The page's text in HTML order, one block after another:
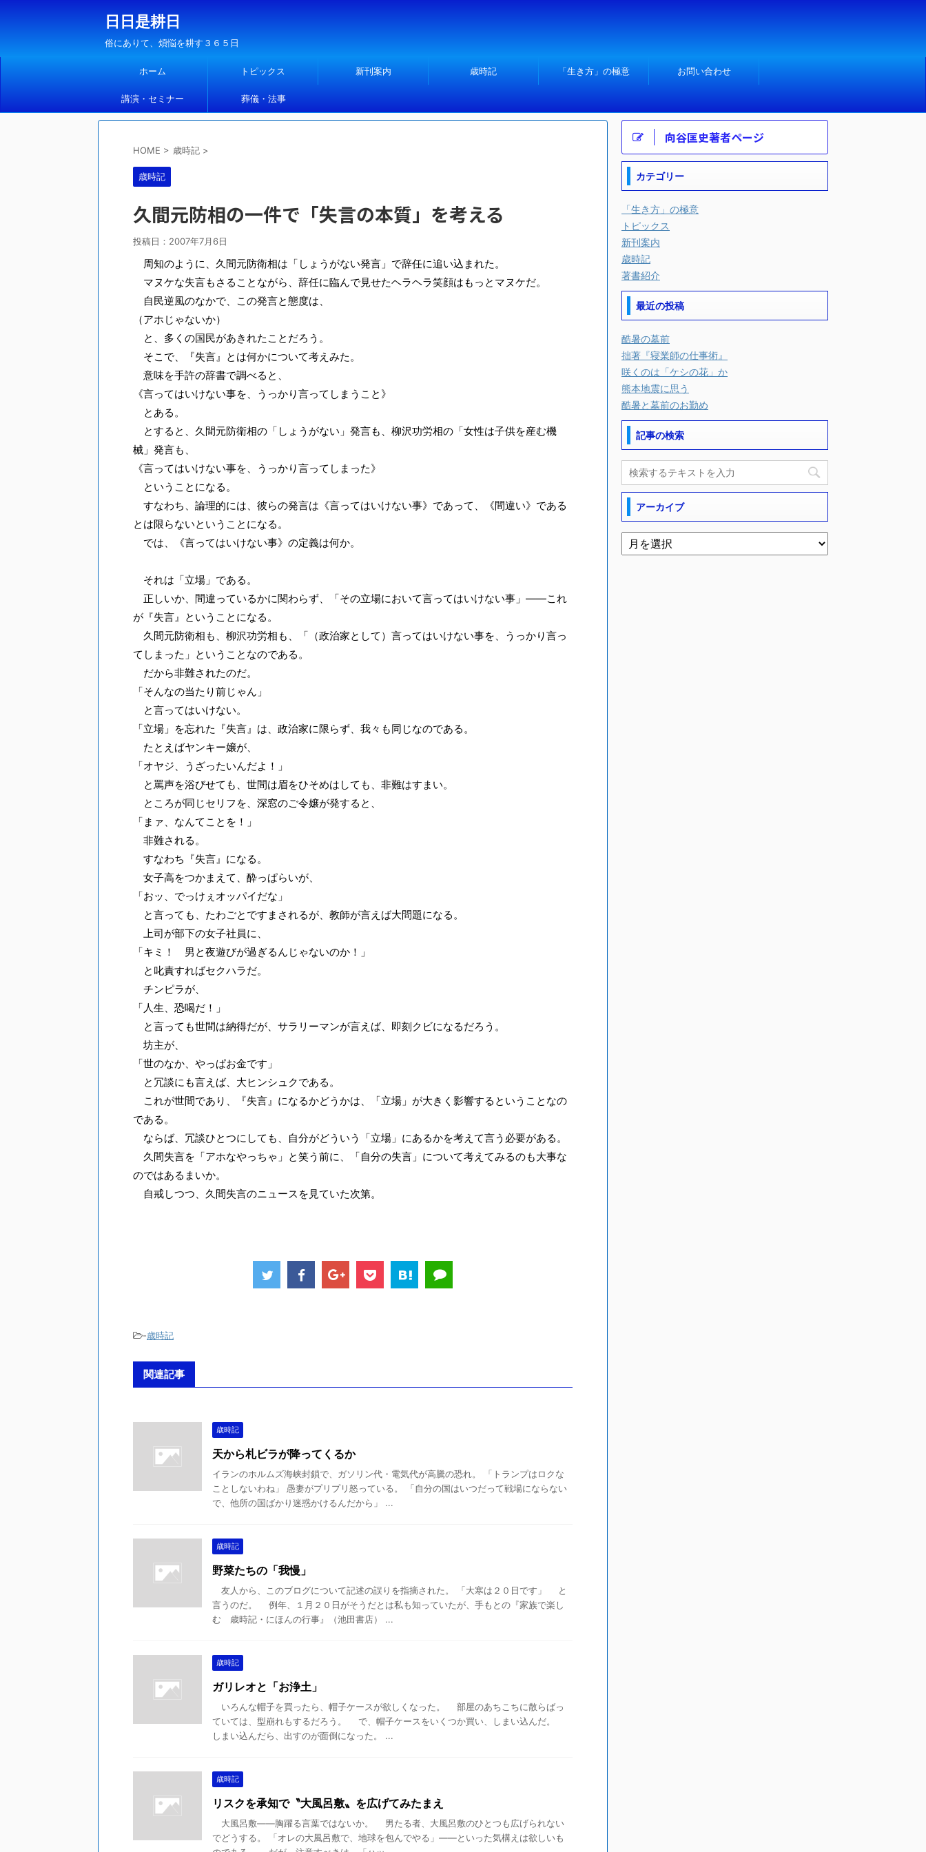
日日是耕日
俗にありて、煩悩を耕す３６５日
ホーム トピックス 新刊案内 歳時記 「生き方」の極意 お問い合わせ
講演・セミナー 葬儀・法事
HOME > 歳時記 >
歳時記
久間元防相の一件で「失言の本質」を考える
投稿日： 2007年7月6日
周知のように、久間元防衛相は「しょうがない発言」で辞任に追い込まれた。
マヌケな失言もさることながら、辞任に臨んで見せたヘラヘラ笑顔はもっとマヌケだ。
自民逆風のなかで、この発言と態度は、
（アホじゃないか）
と、多くの国民があきれたことだろう。
そこで、『失言』とは何かについて考えみた。
意味を手許の辞書で調べると、
《言ってはいけない事を、うっかり言ってしまうこと》
とある。
とすると、久間元防衛相の「しょうがない」発言も、柳沢功労相の「女性は子供を産む機
械」発言も、
《言ってはいけない事を、うっかり言ってしまった》
ということになる。
すなわち、論理的には、彼らの発言は《言ってはいけない事》であって、《間違い》である
とは限らないということになる。
では、《言ってはいけない事》の定義は何か。
それは「立場」である。
正しいか、間違っているかに関わらず、「その立場において言ってはいけない事」――これ
が『失言』ということになる。
久間元防衛相も、柳沢功労相も、「（政治家として）言ってはいけない事を、うっかり言っ
てしまった」ということなのである。
だから非難されたのだ。
「そんなの当たり前じゃん」
と言ってはいけない。
「立場」を忘れた『失言』は、政治家に限らず、我々も同じなのである。
たとえばヤンキー嬢が、
「オヤジ、うざったいんだよ！」
と罵声を浴びせても、世間は眉をひそめはしても、非難はすまい。
ところが同じセリフを、深窓のご令嬢が発すると、
「まァ、なんてことを！」
非難される。
すなわち『失言』になる。
女子高をつかまえて、酔っぱらいが、
「おッ、でっけぇオッパイだな」
と言っても、たわごとですまされるが、教師が言えば大問題になる。
上司が部下の女子社員に、
「キミ！ 男と夜遊びが過ぎるんじゃないのか！」
と叱責すればセクハラだ。
チンピラが、
「人生、恐喝だ！」
と言っても世間は納得だが、サラリーマンが言えば、即刻クビになるだろう。
坊主が、
「世のなか、やっぱお金です」
と冗談にも言えば、大ヒンシュクである。
これが世間であり、『失言』になるかどうかは、「立場」が大きく影響するということなの
である。
ならば、冗談ひとつにしても、自分がどういう「立場」にあるかを考えて言う必要がある。
久間失言を「アホなやっちゃ」と笑う前に、「自分の失言」について考えてみるのも大事な
のではあるまいか。
自戒しつつ、久間失言のニュースを見ていた次第。
-歳時記
関連記事
歳時記
天から札ビラが降ってくるか
イランのホルムズ海峡封鎖で、ガソリン代・電気代が高騰の恐れ。 「トランプはロクな
ことしないわね」 愚妻がプリプリ怒っている。 「自分の国はいつだって戦場にならない
で、他所の国ばかり迷惑かけるんだから」 ...
歳時記
野菜たちの「我慢」
友人から、このブログについて記述の誤りを指摘された。 「大寒は２０日です」 と
言うのだ。 例年、１月２０日がそうだとは私も知っていたが、手もとの『家族で楽し
む 歳時記・にほんの行事』（池田書店） ...
歳時記
ガリレオと「お浄土」
いろんな帽子を買ったら、帽子ケースが欲しくなった。 部屋のあちこちに散らばっ
ていては、型崩れもするだろう。 で、帽子ケースをいくつか買い、しまい込んだ。
しまい込んだら、出すのが面倒になった。 ...
歳時記
リスクを承知で〝大風呂敷〟を広げてみたまえ
大風呂敷――胸躍る言葉ではないか。 男たる者、大風呂敷のひとつも広げられない
でどうする。 「オレの大風呂敷で、地球を包んでやる」――といった気構えは欲しいも
向谷匡史著者ページ
カテゴリー
「生き方」の極意
トピックス
新刊案内
歳時記
著書紹介
最近の投稿
酷暑の墓前
拙著『寝業師の仕事術』
咲くのは「ケシの花」か
熊本地震に思う
酷暑と墓前のお勤め
記事の検索
アーカイブ